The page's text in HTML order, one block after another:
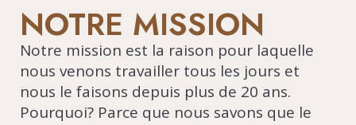
NOTRE MISSION
Notre mission est la raison pour laquelle
nous venons travailler tous les jours et
nous le faisons depuis plus de 20 ans.
Pourquoi? Parce que nous savons que le